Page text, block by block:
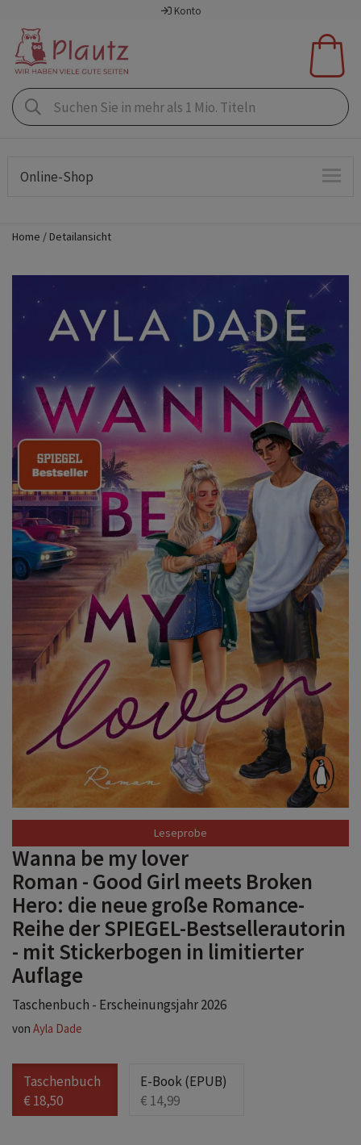
Konto
Online-Shop
Home Detailansicht
Wanna be my lover
Roman - Good Girl meets Broken
Hero: die neue große Romance-
Reihe der SPIEGEL-Bestsellerautorin
- mit Stickerbogen in limitierter
Auflage
Taschenbuch - Erscheinungsjahr 2026
von Ayla Dade
Taschenbuch
€ 18,50
E-Book (EPUB)
€ 14,99